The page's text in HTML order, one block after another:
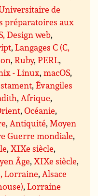
de
préparatoires aux
Design web,
,Langages C (C,
,Ruby,PERL,
- Linux,macOS,
,Évangiles
, Afrique,
,Océanie,
, Antiquité, Moyen
Guerre mondiale,
,XIXe siècle,
Âge,XIXe siècle,
Lorraine, Alsace
,Lorraine